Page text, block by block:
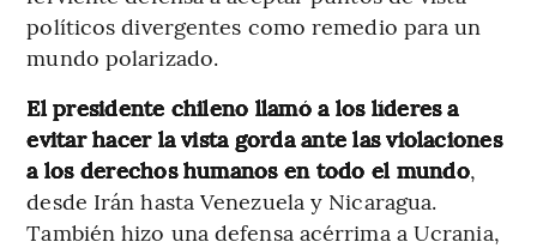
políticos divergentes como remedio para un
mundo polarizado.
El presidente chileno llamó a los líderes a
evitar hacer la vista gorda ante las violaciones
a los derechos humanos en todo el mundo,
desde Irán hasta Venezuela y Nicaragua.
También hizo una defensa acérrima a Ucrania,